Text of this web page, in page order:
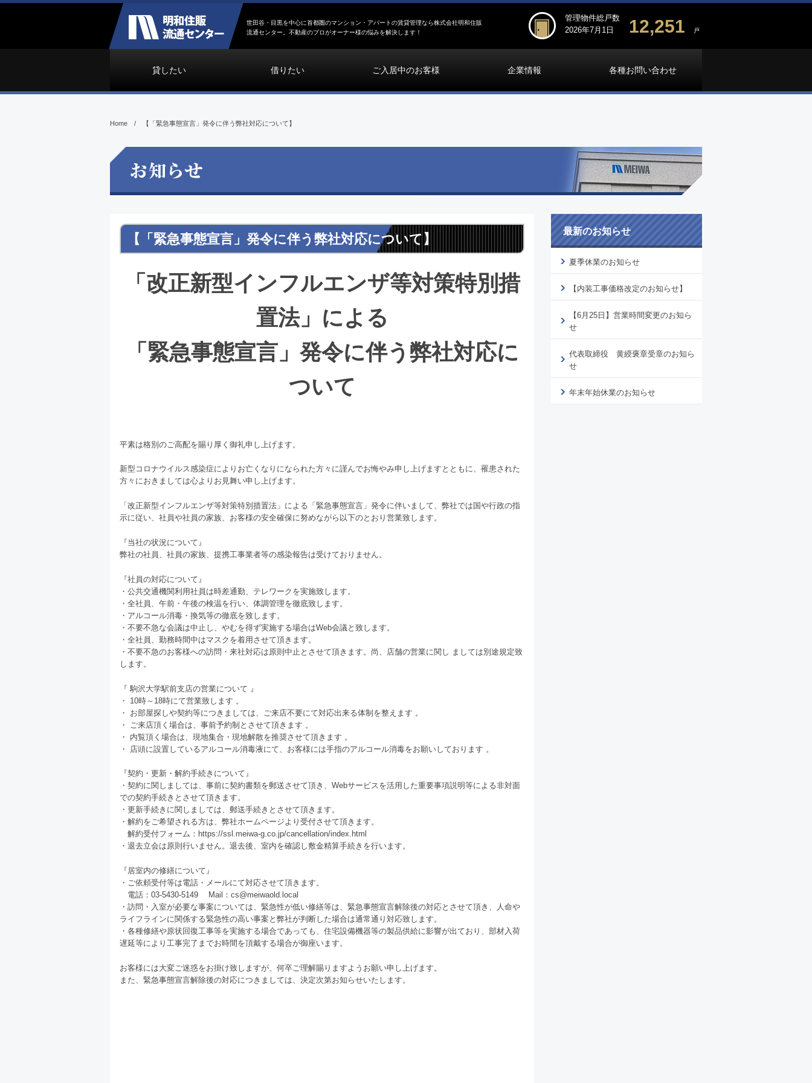
世田谷・目黒を中心に首都圏のマンション・アパートの賃貸管理なら株式会社明和住販
流通センター。不動産のプロがオーナー様の悩みを解決します！
管理物件総戸数
2026年7月1日
12,251 戸
貸したい 借りたい ご入居中のお客様 企業情報 各種お問い合わせ
Home / 【「緊急事態宣言」発令に伴う弊社対応について】
【「緊急事態宣言」発令に伴う弊社対応について】
「改正新型インフルエンザ等対策特別措
置法」による
「緊急事態宣言」発令に伴う弊社対応に
ついて
平素は格別のご高配を賜り厚く御礼申し上げます。
新型コロナウイルス感染症によりお亡くなりになられた方々に謹んでお悔やみ申し上げますとともに、罹患された
方々におきましては心よりお見舞い申し上げます。
「改正新型インフルエンザ等対策特別措置法」による「緊急事態宣言」発令に伴いまして、弊社では国や行政の指
示に従い、社員や社員の家族、お客様の安全確保に努めながら以下のとおり営業致します。
『当社の状況について』
弊社の社員、社員の家族、提携工事業者等の感染報告は受けておりません。
『社員の対応について』
・公共交通機関利用社員は時差通勤、テレワークを実施致します。
・全社員、午前・午後の検温を行い、体調管理を徹底致します。
・アルコール消毒・換気等の徹底を致します。
・不要不急な会議は中止し、やむを得ず実施する場合はWeb会議と致します。
・全社員、勤務時間中はマスクを着用させて頂きます。
・不要不急のお客様への訪問・来社対応は原則中止とさせて頂きます。尚、店舗の営業に関し ましては別途規定致
します。
『 駒沢大学駅前支店の営業について 』
・ 10時～18時にて営業致します 。
・ お部屋探しや契約等につきましては、ご来店不要にて対応出来る体制を整えます 。
・ ご来店頂く場合は、事前予約制とさせて頂きます 。
・ 内覧頂く場合は、現地集合・現地解散を推奨させて頂きます 。
・ 店頭に設置しているアルコール消毒液にて、お客様には手指のアルコール消毒をお願いしております 。
『契約・更新・解約手続きについて』
・契約に関しましては、事前に契約書類を郵送させて頂き、Webサービスを活用した重要事項説明等による非対面
での契約手続きとさせて頂きます。
・更新手続きに関しましては、郵送手続きとさせて頂きます。
・解約をご希望される方は、弊社ホームページより受付させて頂きます。
解約受付フォーム： https://ssl.meiwa-g.co.jp/cancellation/index.html
・退去立会は原則行いません。退去後、室内を確認し敷金精算手続きを行います。
『居室内の修繕について』
・ご依頼受付等は電話・メールにて対応させて頂きます。
電話：03-5430-5149 Mail： cs@meiwaold.local
・訪問・入室が必要な事案については、緊急性が低い修繕等は、緊急事態宣言解除後の対応とさせて頂き、人命や
ライフラインに関係する緊急性の高い事案と弊社が判断した場合は通常通り対応致します。
・各種修繕や原状回復工事等を実施する場合であっても、住宅設備機器等の製品供給に影響が出ており、部材入荷
遅延等により工事完了までお時間を頂戴する場合が御座います。
お客様には大変ご迷惑をお掛け致しますが、何卒ご理解賜りますようお願い申し上げます。
また、緊急事態宣言解除後の対応につきましては、決定次第お知らせいたします。
最新のお知らせ
夏季休業のお知らせ
【内装工事価格改定のお知らせ】
【6月25日】営業時間変更のお知ら
せ
代表取締役 黄綬褒章受章のお知ら
せ
年末年始休業のお知らせ